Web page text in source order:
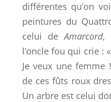
différentes qu’on
peintures du
celui deAmarcord,
l’oncle fou qui crie :
Je veux une femme
de ces fûts roux
Un arbre est celui